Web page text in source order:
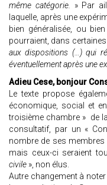
même catégorie. » Par
laquelle, après une
bien généralisée, ou
pourraient, dans
aux dispositions (…) qui
éventuellement après une
Adieu Cese, bonjour
Le texte propose
économique, social et
troisième chambre » de
consultatif, par un «
nombre de ses
mais ceux-ci seraient
civile », non élus.
Autre changement à